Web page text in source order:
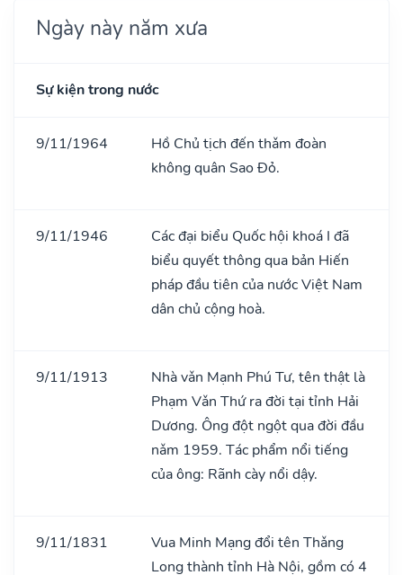
Ngày này năm xưa
Sự kiện trong nước
9/11/1964
Hồ Chủ tịch đến thǎm đoàn
không quân Sao Đỏ.
9/11/1946
Các đại biểu Quốc hội khoá I đã
biểu quyết thông qua bản Hiến
pháp đầu tiên của nước Việt Nam
dân chủ cộng hoà.
9/11/1913
Nhà vǎn Mạnh Phú Tư, tên thật là
Phạm Vǎn Thứ ra đời tại tỉnh Hải
Dương. Ông đột ngột qua đời đầu
nǎm 1959. Tác phẩm nổi tiếng
của ông: Rãnh cày nổi dậy.
9/11/1831
Vua Minh Mạng đổi tên Thǎng
Long thành tỉnh Hà Nội, gồm có 4